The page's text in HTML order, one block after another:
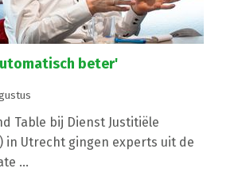
beter'
Table bij Dienst Justitiële
in Utrecht gingen experts uit de
...